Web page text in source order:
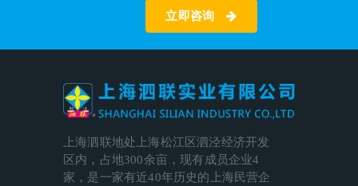
立即咨询
上海泗联地处上海松江区泗泾经济开发
区内，占地300余亩，现有成员企业4
家，是一家有近40年历史的上海民营企